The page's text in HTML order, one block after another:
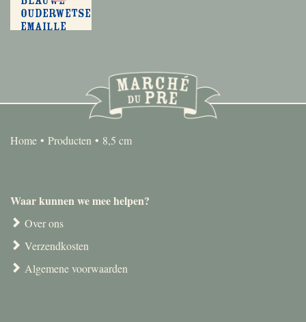
ouderwetse
emaille
Home Producten 8,5 cm
Waar kunnen we mee helpen?
Over ons
Verzendkosten
Algemene voorwaarden